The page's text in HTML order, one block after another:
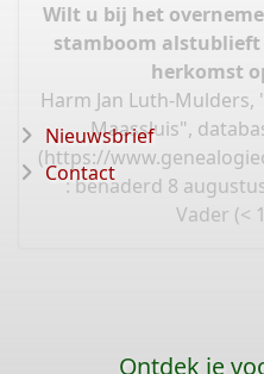
Wilt u bij het
stamboom
herkomst
Harm Jan Luth-
Maassluis",
(https://
: benaderd 8
Vader (<
Nieuwsbrief
Contact
Ontdek je